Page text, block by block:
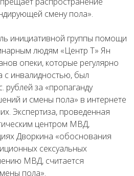
смену пола».
инициативной группы помощи
людям «Центр Т» Ян
опеки, которые регулярно
с инвалидностью, был
за «пропаганду
и смены пола» в интернете
Экспертиза, проведенная
центром МВД,
Дворкина «обоснования
сексуальных
МВД, считается
пола».